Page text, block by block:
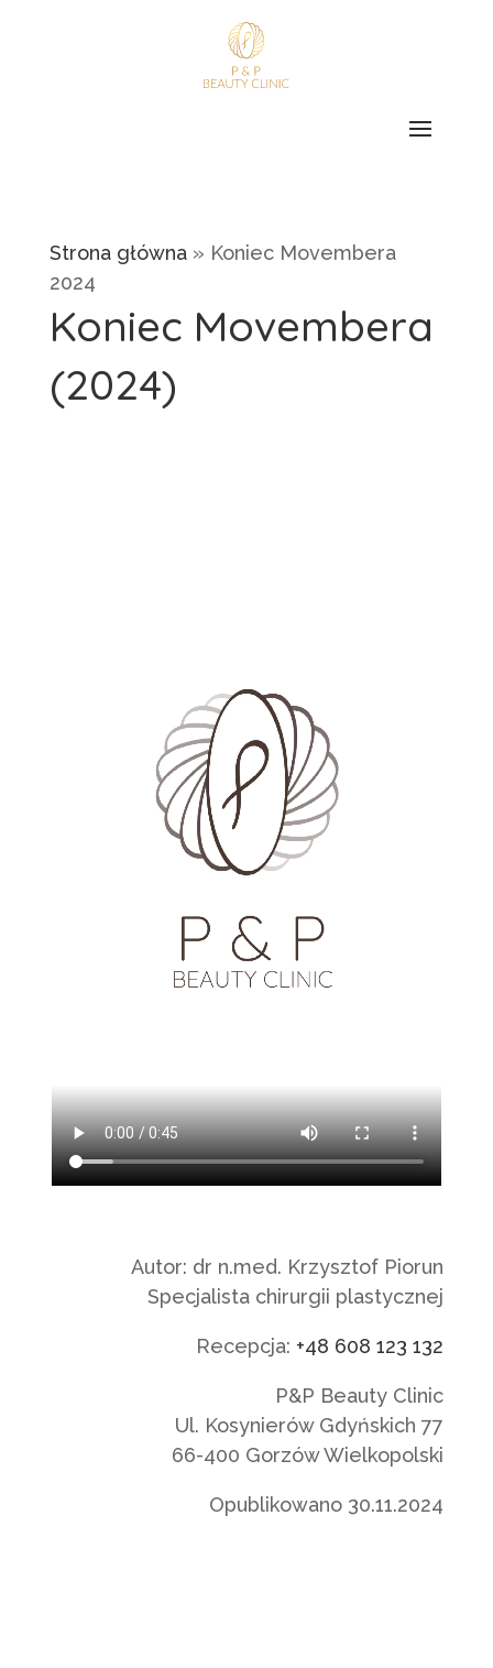
Strona główna» Koniec Movembera
2024
Koniec Movembera
(2024)
Autor: dr n.med. Krzysztof Piorun
Specjalista chirurgii plastycznej
Recepcja: +48 608 123 132
P&P Beauty Clinic
Ul. Kosynierów Gdyńskich 77
66-400 Gorzów Wielkopolski
Opublikowano 30.11.2024